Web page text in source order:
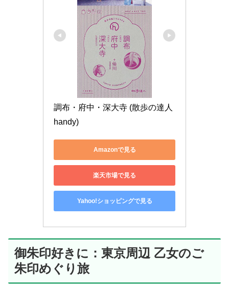
調布・府中・深大寺 (散歩の達人
handy)
Amazonで見る
楽天市場で見る
Yahoo!ショッピングで見る
御朱印好きに：東京周辺 乙女のご
朱印めぐり旅